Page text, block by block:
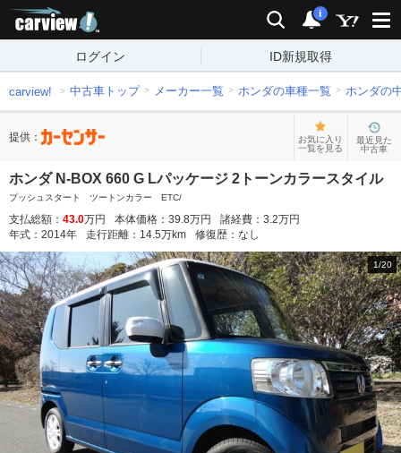
検索 通知
i
ログイン ID新規取得
carview! 中古車トップ メーカー一覧 ホンダの車種一覧 ホンダの
提供：
お気に入り
一覧を見る
最近見た
中古車
ホンダ N-BOX 660 G Lパッケージ 2トーンカラースタイル
プッシュスタート ツートンカラー ETC/
支払総額： 43.0万円 本体価格： 39.8万円 諸経費： 3.2万円
年式： 2014年 走行距離： 14.5万km 修復歴： なし
1/20